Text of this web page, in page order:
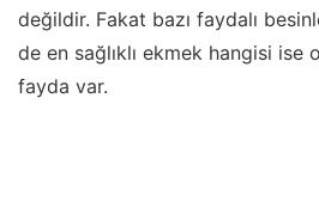
değildir. Fakat bazı faydalı
de en sağlıklı ekmek hangisi ise
fayda var.